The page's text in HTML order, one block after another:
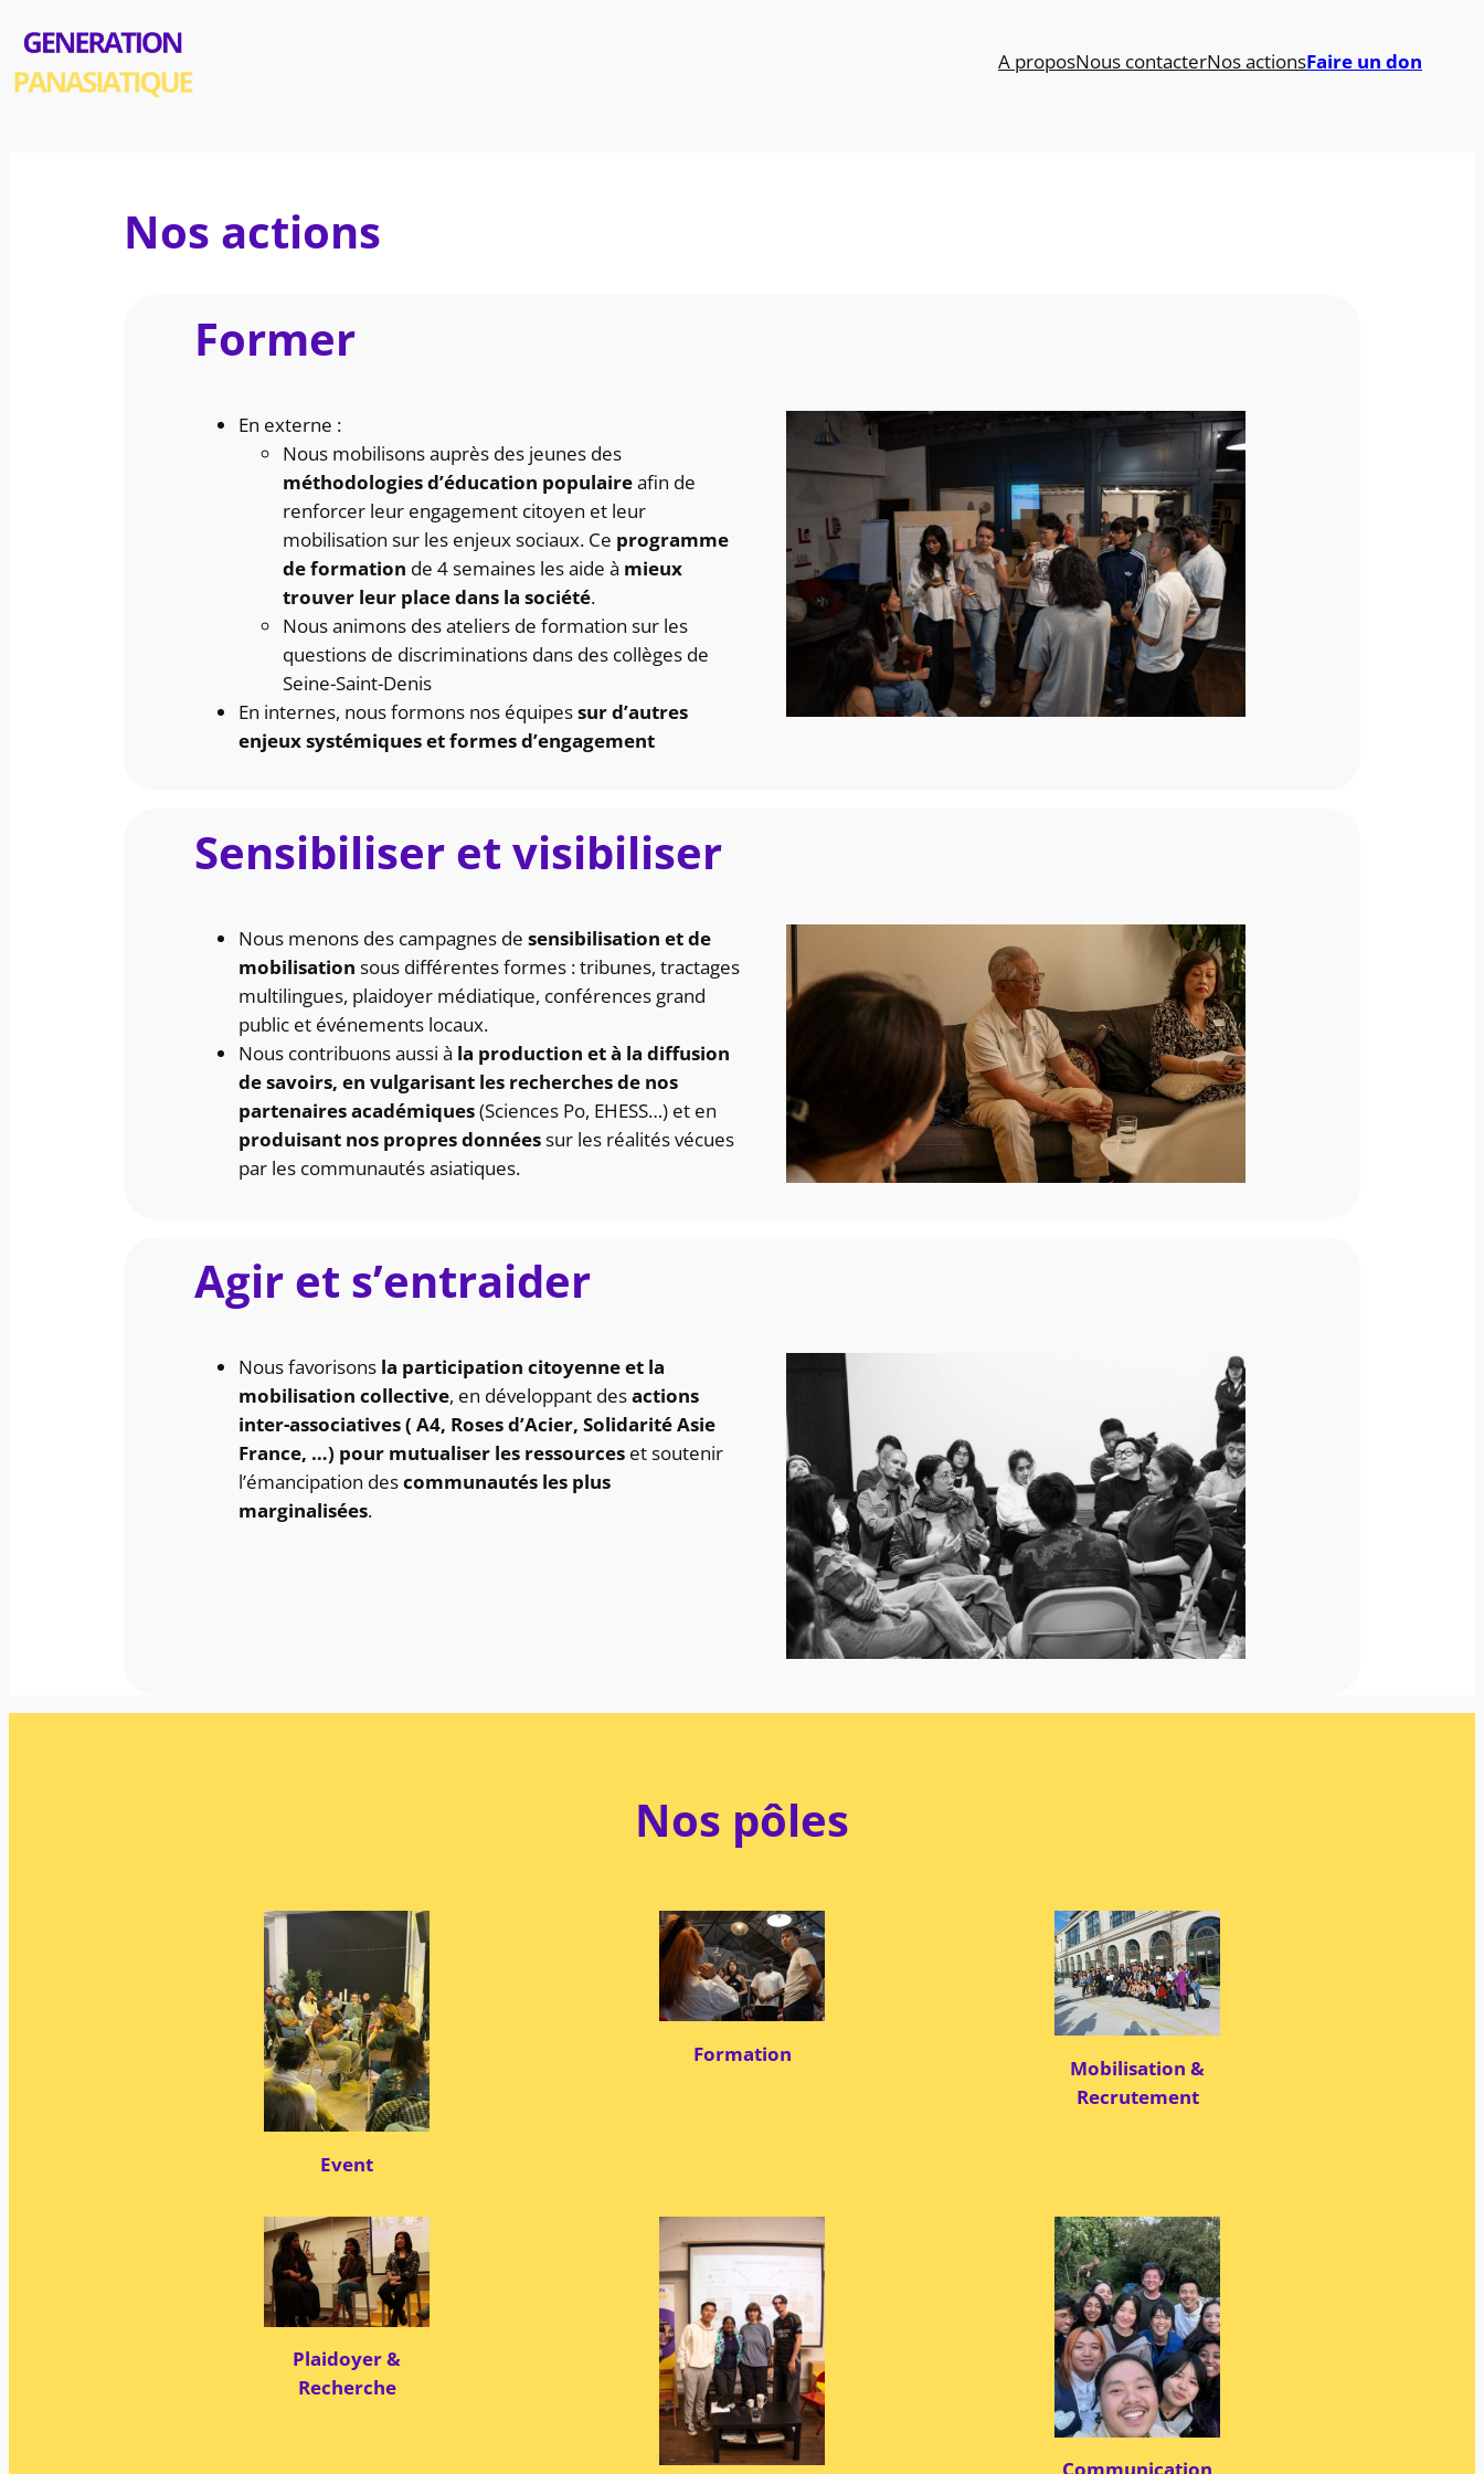
au
contenu
A proposNous contacterNos actionsFaire un don
Nos actions
Former
En externe :
Nous mobilisons auprès des jeunes des
méthodologies d’éducation populaireafin de
renforcer leur engagement citoyen et leur
mobilisation sur les enjeux sociaux. Ce programme
de formation de 4 semaines les aide à mieux
trouver leur place dans la société.
Nous animons des ateliers de formation sur les
questions de discriminations dans des collèges de
Seine-Saint-Denis
En internes, nous formons nos équipessur d’autres
enjeux systémiques et formes d’engagement
Sensibiliser et visibiliser
Nous menons des campagnes de sensibilisation et de
mobilisation sous différentes formes : tribunes, tractages
multilingues, plaidoyer médiatique, conférences grand
public et événements locaux.
Nous contribuons aussi à la production et à la diffusion
de savoirs, en vulgarisant les recherches de nos
partenaires académiques(Sciences Po, EHESS…) et en
produisant nos propres donnéessur les réalités vécues
par les communautés asiatiques.
Agir et s’entraider
Nous favorisons la participation citoyenne et la
mobilisation collective, en développant desactions
inter-associatives ( A4, Roses d’Acier, Solidarité Asie
France, …) pour mutualiser les ressources et soutenir
l’émancipation descommunautés les plus
marginalisées.
Nos pôles
Event
Formation
Mobilisation &
Recrutement
Plaidoyer&
Recherche